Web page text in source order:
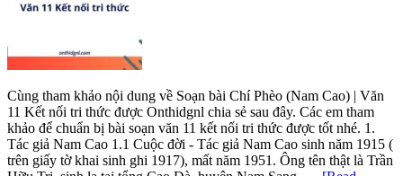
Cùng tham khảo nội dung về Soạn bài Chí Phèo (Nam Cao) | Văn
11 Kết nối tri thức được Onthidgnl chia sẻ sau đây. Các em tham
khảo để chuẩn bị bài soạn văn 11 kết nối tri thức được tốt nhé. 1.
Tác giả Nam Cao 1.1 Cuộc đời - Tác giả Nam Cao sinh năm 1915 (
trên giấy tờ khai sinh ghi 1917), mất năm 1951. Ông tên thật là Trần